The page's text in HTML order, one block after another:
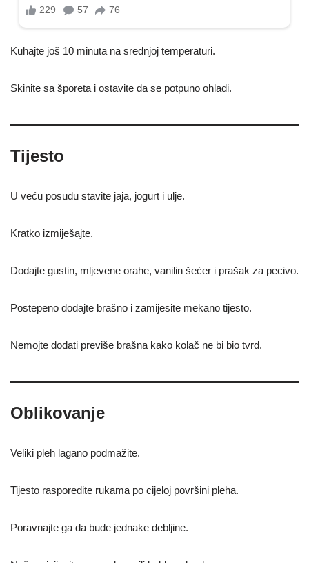
Kuhajte još 10 minuta na srednjoj temperaturi.
Skinite sa šporeta i ostavite da se potpuno ohladi.
Tijesto
U veću posudu stavite jaja, jogurt i ulje.
Kratko izmiješajte.
Dodajte gustin, mljevene orahe, vanilin šećer i prašak za pecivo.
Postepeno dodajte brašno i zamijesite mekano tijesto.
Nemojte dodati previše brašna kako kolač ne bi bio tvrd.
Oblikovanje
Veliki pleh lagano podmažite.
Tijesto rasporedite rukama po cijeloj površini pleha.
Poravnajte ga da bude jednake debljine.